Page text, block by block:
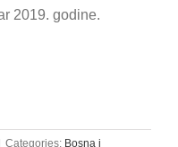
2019. godine.
Categories: Bosna i